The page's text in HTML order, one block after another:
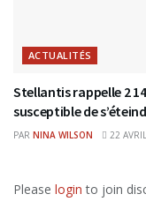
ACTUALITÉS
Stellantis rappelle 2
susceptible de
PAR NINA WILSON 22
Please login to join